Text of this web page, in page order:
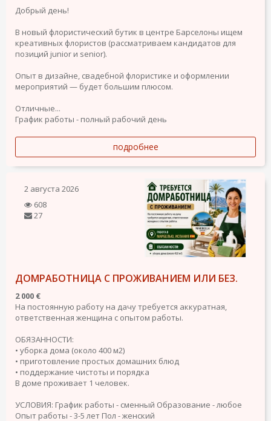
Добрый день!
В новый флористический бутик в центре Барселоны ищем
креативных флористов (рассматриваем кандидатов для
позиций junior и senior).
Опыт в дизайне, свадебной флористике и оформлении
мероприятий — будет большим плюсом.
Отличные...
График работы - полный рабочий день
подробнее
2 августа 2026
608
27
ДОМРАБОТНИЦА С ПРОЖИВАНИЕМ ИЛИ БЕЗ.
2 000 €
На постоянную работу на дачу требуется аккуратная,
ответственная женщина с опытом работы.
ОБЯЗАННОСТИ:
• уборка дома (около 400 м2)
• приготовление простых домашних блюд
• поддержание чистоты и порядка
В доме проживает 1 человек.
УСЛОВИЯ: График работы - сменный Образование - любое
Опыт работы - 3-5 лет Пол - женский